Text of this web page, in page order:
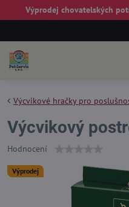
Výprodej chovatelských
Výprodej
Výcvikové hračky pro
Výcvikový
Hodnocení